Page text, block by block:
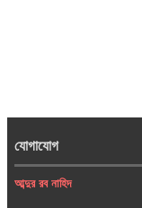
যোগাযোগ
আব্দুর রব নাহিদ